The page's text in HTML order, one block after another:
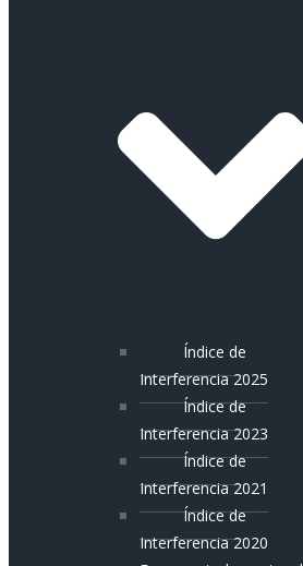
Índice de
Interferencia 2025
Índice de
Interferencia 2023
Índice de
Interferencia 2021
Índice de
Interferencia 2020